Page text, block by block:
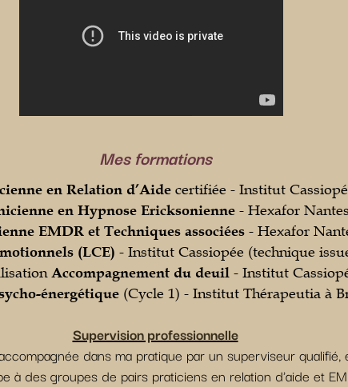
Mes formations
en Relation d’Aidecertifiée - Institut
en Hypnose Ericksonienne - Hexafor Nantes
EMDR et Techniques associées- Hexafor
(LCE) - Institut Cassiopée (technique
Accompagnement du deuil - Institut
énergétique(Cycle 1) - Institut Thérapeutia à
Supervision professionnelle
dans ma pratique par un superviseur qualifié,
à des groupes de pairs praticiens en relation d'aide et